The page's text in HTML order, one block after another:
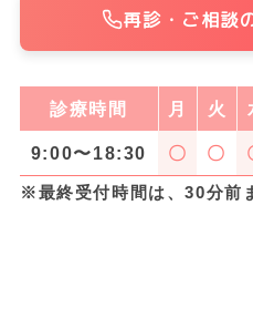
再診・ご相談
診療時間 月 火
9:00〜18:30 〇 〇
※最終受付時間は、30分前